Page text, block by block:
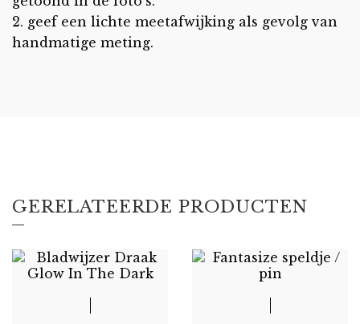
2. geef een lichte meetafwijking als gevolg van
handmatige meting.
GERELATEERDE PRODUCTEN